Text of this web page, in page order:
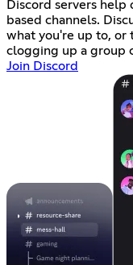
Discord servers help
based channels.
what you're up to,
clogging up a group
Join Discord